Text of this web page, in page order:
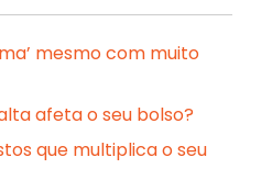
mesmo com muito
afeta o seu bolso?
que multiplica o seu